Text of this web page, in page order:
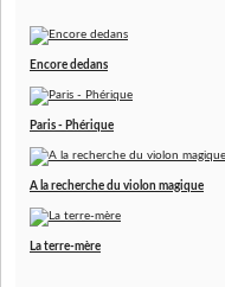
Encore dedans
Paris - Phérique
A la recherche du violon magique
La terre-mère